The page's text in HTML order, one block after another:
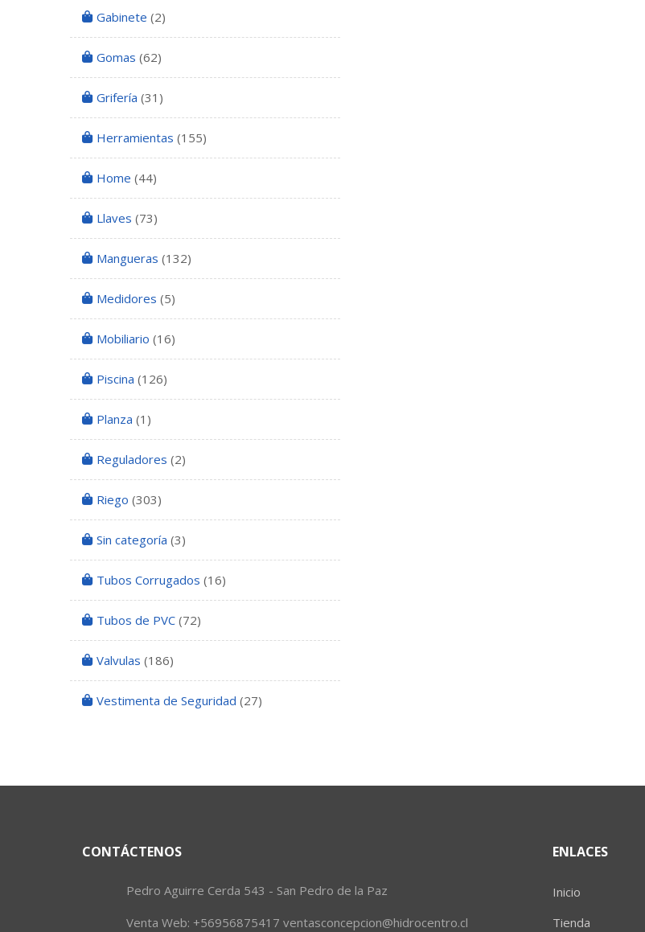
Gabinete (2)
Gomas (62)
Grifería (31)
Herramientas (155)
Home (44)
Llaves (73)
Mangueras (132)
Medidores (5)
Mobiliario (16)
Piscina (126)
Planza (1)
Reguladores (2)
Riego (303)
Sin categoría (3)
Tubos Corrugados (16)
Tubos de PVC (72)
Valvulas (186)
Vestimenta de Seguridad (27)
CONTÁCTENOS
Pedro Aguirre Cerda 543 - San Pedro de la Paz
Venta Web: +56956875417 ventasconcepcion@hidrocentro.cl
ENLACES
Inicio
Tienda